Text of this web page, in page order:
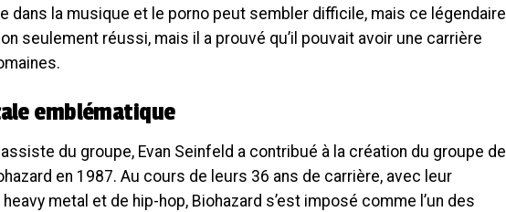
dans la musique et le porno peut sembler difficile, mais ce légendaire
seulement réussi, mais il a prouvé qu’il pouvait avoir une carrière
emblématique
du groupe, Evan Seinfeld a contribué à la création du groupe de
en 1987. Au cours de leurs 36 ans de carrière, avec leur
metal et de hip-hop, Biohazard s’est imposé comme l’un des